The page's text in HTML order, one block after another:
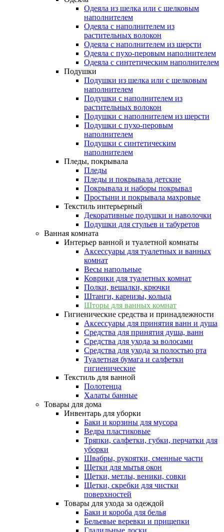
Одеяла из шелка или с шелковым
наполнителем
Одеяла с наполнителем из
растительных волокон
Одеяла с наполнителем из шерсти
Одеяла с пухо-перовым наполнителем
Одеяла с синтетическим наполнителем
Подушки
Подушки из шелка или с шелковым
наполнителем
Подушки с наполнителем из
растительных волокон
Подушки с наполнителем из шерсти
Подушки с пухо-перовым
наполнителем
Подушки с синтетическим
наполнителем
Пледы, покрывала
Пледы
Пледы и покрывала детские
Покрывала и наборы покрывал
Простыни и покрывала махровые
Текстиль интерьерный
Декоративные подушки и наволочки
Подушки для стульев и табуретов
Ванная комната
Интерьер ванной и туалетной комнаты
Аксессуары для туалетных и ванных
комнат
Весы напольные
Коврики для туалетных комнат
Полки, вешалки, крючки
Штанги, карнизы, кольца
Шторы для ванных комнат
Гигиенические средства и принадлежности
Аксессуары для принятия ванн и душа
Средства для принятия душа, ванн
Средства для ухода за волосами
Средства для ухода за полостью рта
Туалетная бумага и салфетки
гигиенические
Текстиль для ванной
Полотенца
Халаты банные
Товары для дома
Инвентарь для уборки
Баки и корзины для мусора
Ведра пластиковые
Тряпки, салфетки, губки, перчатки для
уборки
Швабры, рукоятки, сменные части
Щетки для мытья окон
Щетки, метлы, веники, совки
Щетки, скребки для чистки
поверхностей
Товары для ухода за одеждой
Баки и короба для белья
Бельевые веревки и прищепки
Гладильные доски